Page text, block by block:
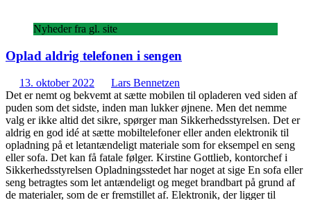
Nyheder fra gl. site
Oplad aldrig telefonen i sengen
13. oktober 2022
Lars Bennetzen
Det er nemt og bekvemt at sætte mobilen til opladeren ved siden af
puden som det sidste, inden man lukker øjnene. Men det nemme
valg er ikke altid det sikre, spørger man Sikkerhedsstyrelsen. Det er
aldrig en god idé at sætte mobiltelefoner eller anden elektronik til
opladning på et letantændeligt materiale som for eksempel en seng
eller sofa. Det kan få fatale følger. Kirstine Gottlieb, kontorchef i
Sikkerhedsstyrelsen Opladningsstedet har noget at sige En sofa eller
seng betragtes som let antændeligt og meget brandbart på grund af
de materialer, som de er fremstillet af. Elektronik, der ligger til